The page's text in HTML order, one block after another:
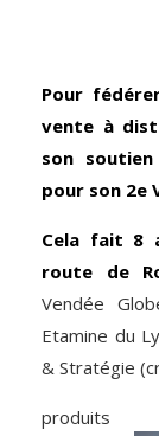
Pour
vente à
son
pour son 2e
Cela fait 8
route de
Vendée
Etamine du
& Stratégie
produits